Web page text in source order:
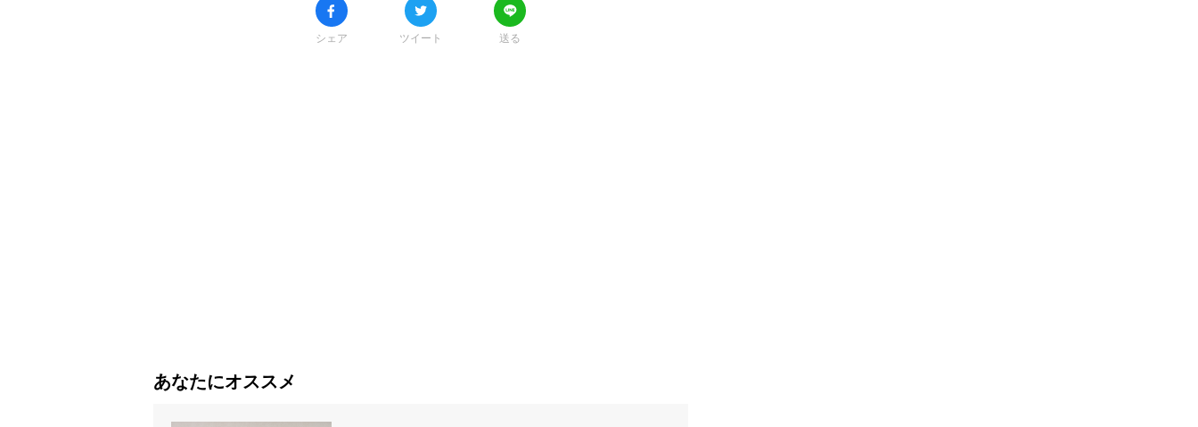
シェア ツイート 送る
あなたにオススメ